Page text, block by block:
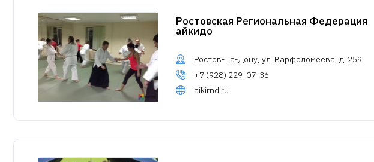
Ростовская Региональная Федерация
айкидо
Ростов-на-Дону, ул. Варфоломеева, д. 259
+7 (928) 229-07-36
aikirnd.ru